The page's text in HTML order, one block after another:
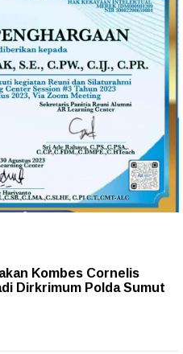
Kombes Cornelis
Dirkrimum Polda Sumut